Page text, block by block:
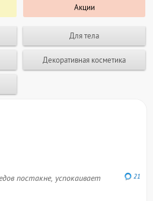
Акции
Для тела
Декоративная косметика
21
постакне, успокаивает